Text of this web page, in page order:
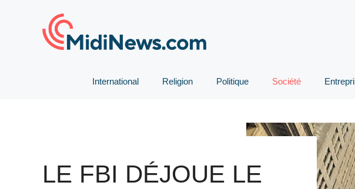
International Religion Politique Société
LE FBI DÉJOUE LE